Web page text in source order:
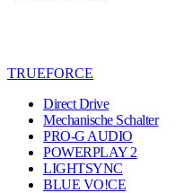
TRUEFORCE
Direct Drive
Mechanische Schalter
PRO-G AUDIO
POWERPLAY 2
LIGHTSYNC
BLUE VO!CE